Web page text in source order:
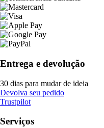
Entrega e devolução
30 dias para mudar de ideia
Devolva seu pedido
Trustpilot
Serviços